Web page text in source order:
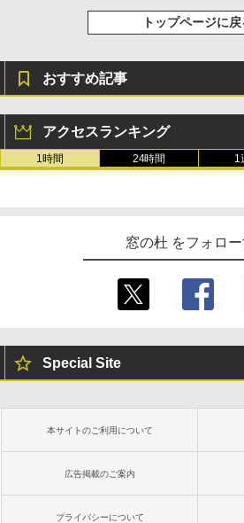
トップページに戻
おすすめ記事
アクセスランキング
1時間 24時間 1
窓の杜 をフォロー
Special Site
本サイトのご利用について
広告掲載のご案内
プライバシーについて